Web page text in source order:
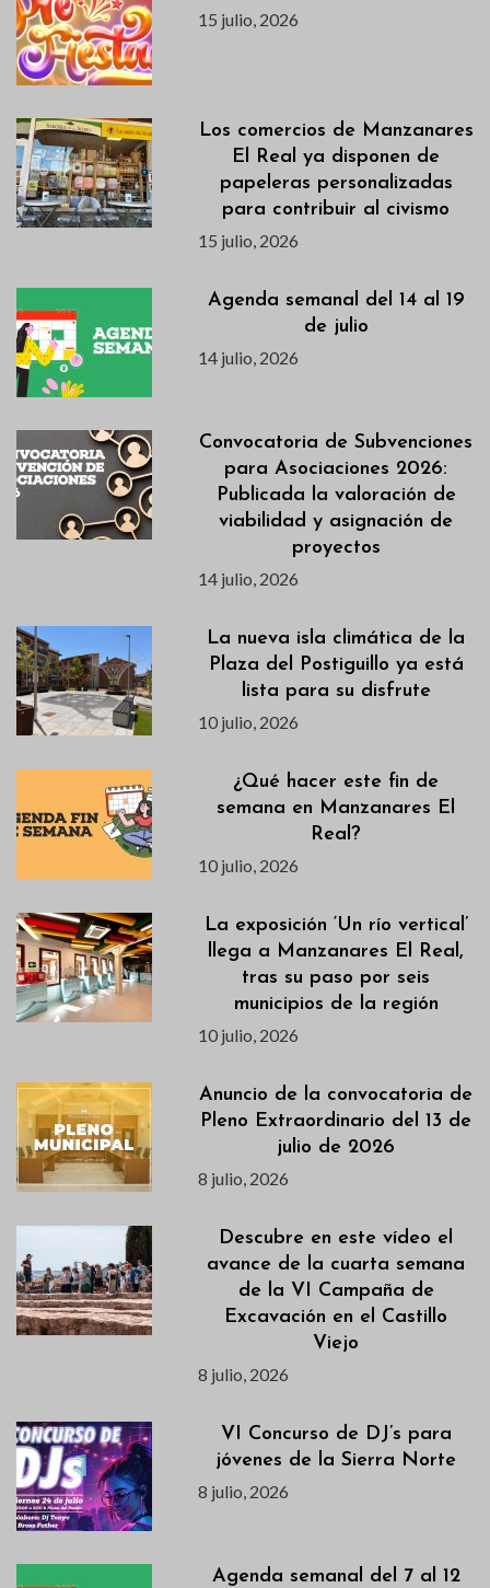
15 julio, 2026
Los comercios de Manzanares
El Real ya disponen de
papeleras personalizadas
para contribuir al civismo
15 julio, 2026
Agenda semanal del 14 al 19
de julio
14 julio, 2026
Convocatoria de Subvenciones
para Asociaciones 2026:
Publicada la valoración de
viabilidad y asignación de
proyectos
14 julio, 2026
La nueva isla climática de la
Plaza del Postiguillo ya está
lista para su disfrute
10 julio, 2026
¿Qué hacer este fin de
semana en Manzanares El
Real?
10 julio, 2026
La exposición ‘Un río vertical’
llega a Manzanares El Real,
tras su paso por seis
municipios de la región
10 julio, 2026
Anuncio de la convocatoria de
Pleno Extraordinario del 13 de
julio de 2026
8 julio, 2026
Descubre en este vídeo el
avance de la cuarta semana
de la VI Campaña de
Excavación en el Castillo
Viejo
8 julio, 2026
VI Concurso de DJ’s para
jóvenes de la Sierra Norte
8 julio, 2026
Agenda semanal del 7 al 12